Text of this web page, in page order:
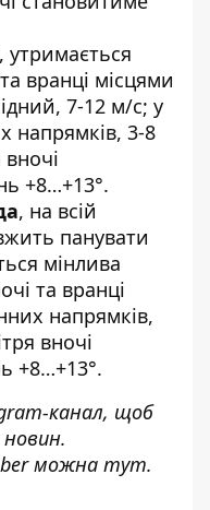
, утримається
вранці місцями
7-12 м/с; у
напрямків, 3-8
+8…+13°.
, на всій
панувати
мінлива
та вранці
напрямків,
вночі
+8…+13°.
канал, щоб
можна тут.